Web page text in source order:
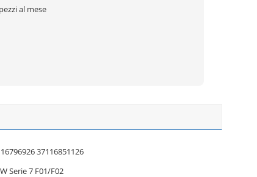
al mese
37116851126
Serie 7 F01/F02